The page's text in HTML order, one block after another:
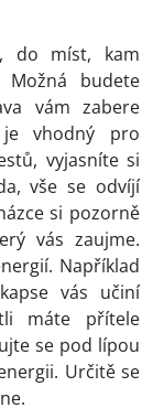
do míst, kam
budete
vám zabere
vhodný pro
vyjasníte si
vše se odvíjí
si pozorně
vás zaujme.
Například
vás učiní
máte přítele
se pod lípou
Určitě se